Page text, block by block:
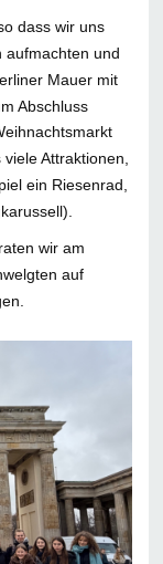
dass wir uns
aufmachten und
Mauer mit
Abschluss
Attraktionen,
ein Riesenrad,
wir am
auf